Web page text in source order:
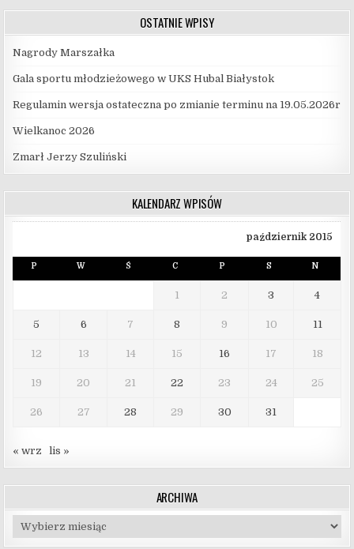
OSTATNIE WPISY
Nagrody Marszałka
Gala sportu młodzieżowego w UKS Hubal Białystok
Regulamin wersja ostateczna po zmianie terminu na 19.05.2026r
Wielkanoc 2026
Zmarł Jerzy Szuliński
KALENDARZ WPISÓW
październik 2015
P W Ś C P S N
1 2 3 4
5 6 7 8 9 10 11
12 13 14 15 16 17 18
19 20 21 22 23 24 25
26 27 28 29 30 31
« wrz lis »
ARCHIWA
Archiwa